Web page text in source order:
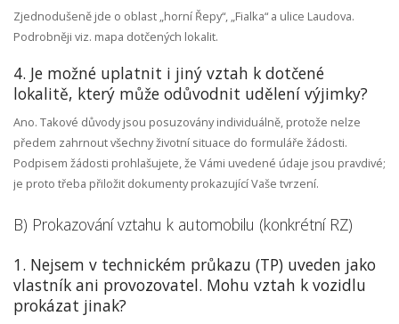
Zjednodušeně jde o oblast „horní Řepy“, „Fialka“ a ulice Laudova.
Podrobněji viz. mapa dotčených lokalit.
4. Je možné uplatnit i jiný vztah k dotčené
lokalitě, který může odůvodnit udělení výjimky?
Ano. Takové důvody jsou posuzovány individuálně, protože nelze
předem zahrnout všechny životní situace do formuláře žádosti.
Podpisem žádosti prohlašujete, že Vámi uvedené údaje jsou pravdivé;
je proto třeba přiložit dokumenty prokazující Vaše tvrzení.
B) Prokazování vztahu k automobilu (konkrétní RZ)
1. Nejsem v technickém průkazu (TP) uveden jako
vlastník ani provozovatel. Mohu vztah k vozidlu
prokázat jinak?